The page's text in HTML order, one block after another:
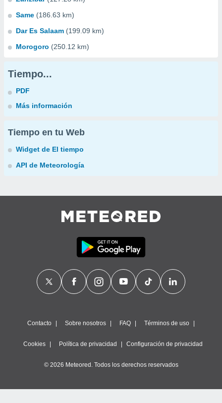
Same (186.63 km)
Dar Es Salaam (199.09 km)
Morogoro (250.12 km)
Tiempo...
PDF
Más información
Tiempo en tu Web
Widget de El tiempo
API de Meteorología
Contacto Sobre nosotros FAQ Términos de uso
Cookies Política de privacidad Configuración de privacidad
© 2026 Meteored. Todos los derechos reservados